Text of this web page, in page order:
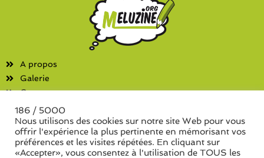
A propos
Galerie
Contact
Fanzines
Liste des associations
Liste des séries de fanzine
186 / 5000
Nous utilisons des cookies sur notre site Web pour vous
offrir l'expérience la plus pertinente en mémorisant vos
préférences et les visites répétées. En cliquant sur
«Accepter», vous consentez à l'utilisation de TOUS les